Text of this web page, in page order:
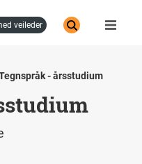
veileder
- årsstudium